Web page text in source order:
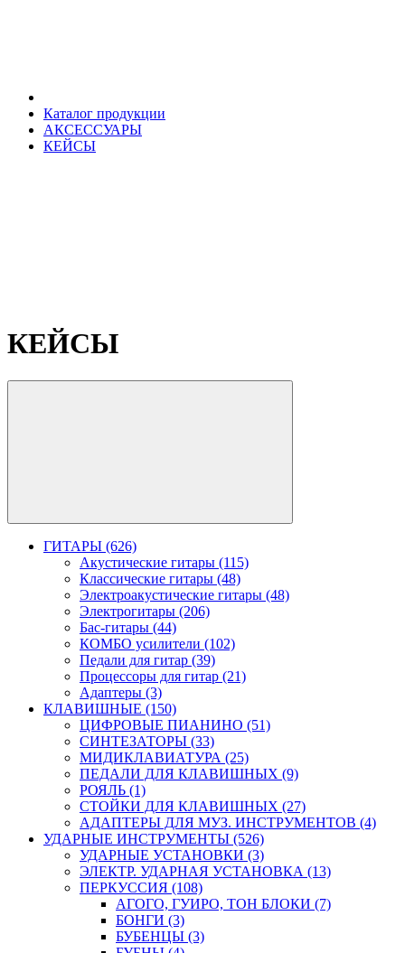
Каталог продукции
АКСЕССУАРЫ
КЕЙСЫ
КЕЙСЫ
ГИТАРЫ (626)
Акустические гитары (115)
Классические гитары (48)
Электроакустические гитары (48)
Электрогитары (206)
Бас-гитары (44)
КОМБО усилители (102)
Педали для гитар (39)
Процессоры для гитар (21)
Адаптеры (3)
КЛАВИШНЫЕ (150)
ЦИФРОВЫЕ ПИАНИНО (51)
СИНТЕЗАТОРЫ (33)
МИДИКЛАВИАТУРА (25)
ПЕДАЛИ ДЛЯ КЛАВИШНЫХ (9)
РОЯЛЬ (1)
СТОЙКИ ДЛЯ КЛАВИШНЫХ (27)
АДАПТЕРЫ ДЛЯ МУЗ. ИНСТРУМЕНТОВ (4)
УДАРНЫЕ ИНСТРУМЕНТЫ (526)
УДАРНЫЕ УСТАНОВКИ (3)
ЭЛЕКТР. УДАРНАЯ УСТАНОВКА (13)
ПЕРКУССИЯ (108)
АГОГО, ГУИРО, ТОН БЛОКИ (7)
БОНГИ (3)
БУБЕНЦЫ (3)